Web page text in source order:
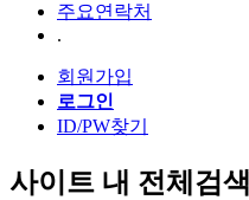
주요연락처
.
회원가입
로그인
ID/PW찾기
사이트 내 전체검색